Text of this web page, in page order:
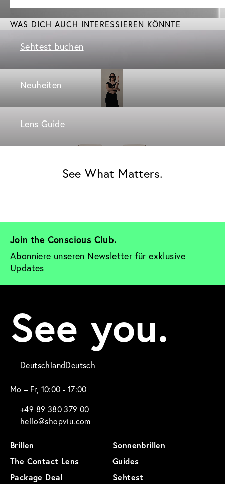
WAS DICH AUCH INTERESSIEREN KÖNNTE
Sehtest buchen
Neuheiten
Lens Guide
See What Matters.
Join the Conscious Club.
Abonniere unseren Newsletter für exklusive
Updates
See you.
DeutschlandDeutsch
Mo – Fr, 10:00 - 17:00
+49 89 380 379 00
hello@shopviu.com
Brillen
Sonnenbrillen
The Contact Lens
Guides
Package Deal
Sehtest